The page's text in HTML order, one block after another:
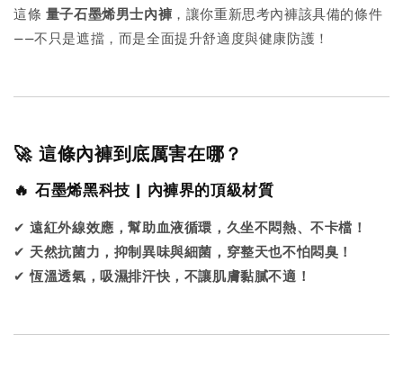
這條 量子石墨烯男士內褲 ，讓你重新思考內褲該具備的條件
——不只是遮擋，而是全面提升舒適度與健康防護！
🚀 這條內褲到底厲害在哪？
🔥 石墨烯黑科技 | 內褲界的頂級材質
✔遠紅外線效應，幫助血液循環，久坐不悶熱、不卡檔！
✔ 天然抗菌力，抑制異味與細菌，穿整天也不怕悶臭！
✔恆溫透氣，吸濕排汗快，不讓肌膚黏膩不適！